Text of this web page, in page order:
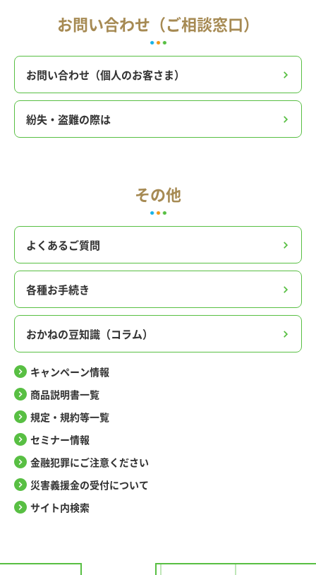
お問い合わせ（ご相談窓口）
お問い合わせ（個人のお客さま）
紛失・盗難の際は
その他
よくあるご質問
各種お手続き
おかねの豆知識（コラム）
キャンペーン情報
商品説明書一覧
規定・規約等一覧
セミナー情報
金融犯罪にご注意ください
災害義援金の受付について
サイト内検索